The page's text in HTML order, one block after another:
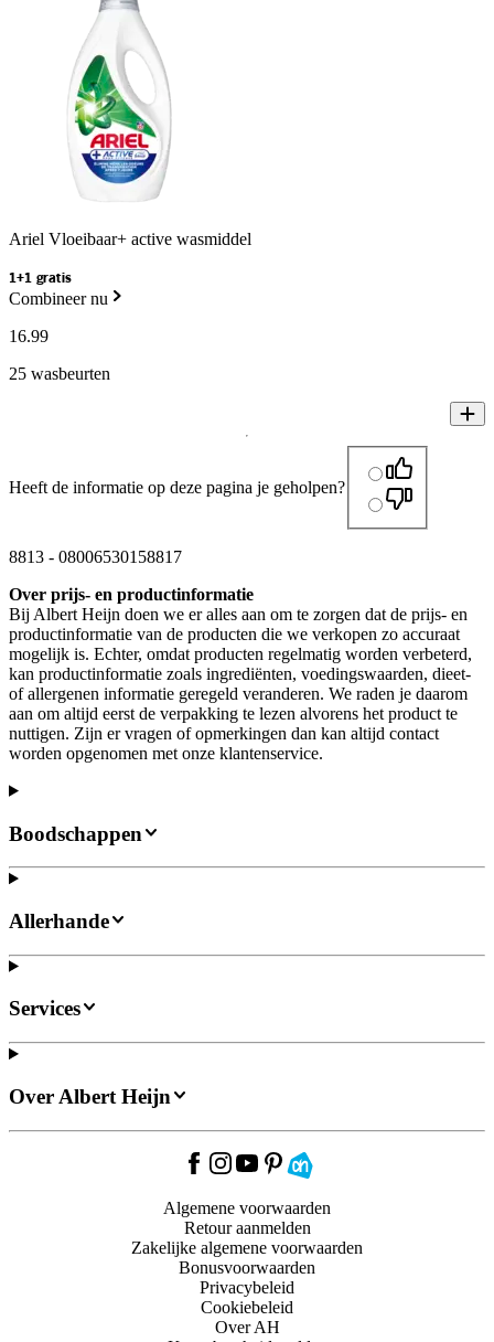
Ariel Vloeibaar+ active wasmiddel
1+1 gratis
Combineer nu
16.99
25 wasbeurten
Heeft de informatie op deze pagina je geholpen?
8813 - 08006530158817
Over prijs- en productinformatie
Bij Albert Heijn doen we er alles aan om te zorgen dat de prijs- en
productinformatie van de producten die we verkopen zo accuraat
mogelijk is. Echter, omdat producten regelmatig worden verbeterd,
kan productinformatie zoals ingrediënten, voedingswaarden, dieet-
of allergenen informatie geregeld veranderen. We raden je daarom
aan om altijd eerst de verpakking te lezen alvorens het product te
nuttigen. Zijn er vragen of opmerkingen dan kan altijd contact
worden opgenomen met onze klantenservice.
Boodschappen
Allerhande
Services
Over Albert Heijn
Algemene voorwaarden
Retour aanmelden
Zakelijke algemene voorwaarden
Bonusvoorwaarden
Privacybeleid
Cookiebeleid
Over AH